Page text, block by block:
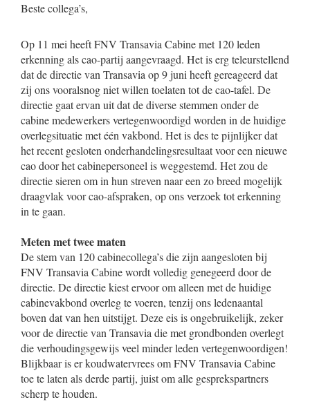
Beste collega’s,
Op 11 mei heeft FNV Transavia Cabine met 120 leden
erkenning als cao-partij aangevraagd. Het is erg teleurstellend
dat de directie van Transavia op 9 juni heeft gereageerd dat
zij ons vooralsnog niet willen toelaten tot de cao-tafel. De
directie gaat ervan uit dat de diverse stemmen onder de
cabine medewerkers vertegenwoordigd worden in de huidige
overlegsituatie met één vakbond. Het is des te pijnlijker dat
het recent gesloten onderhandelingsresultaat voor een nieuwe
cao door het cabinepersoneel is weggestemd. Het zou de
directie sieren om in hun streven naar een zo breed mogelijk
draagvlak voor cao-afspraken, op ons verzoek tot erkenning
in te gaan.
Meten met twee maten
De stem van 120 cabinecollega’s die zijn aangesloten bij
FNV Transavia Cabine wordt volledig genegeerd door de
directie. De directie kiest ervoor om alleen met de huidige
cabinevakbond overleg te voeren, tenzij ons ledenaantal
boven dat van hen uitstijgt. Deze eis is ongebruikelijk, zeker
voor de directie van Transavia die met grondbonden overlegt
die verhoudingsgewijs veel minder leden vertegenwoordigen!
Blijkbaar is er koudwatervrees om FNV Transavia Cabine
toe te laten als derde partij, juist om alle gesprekspartners
scherp te houden.